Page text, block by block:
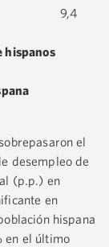
9,4
hispanos
el
desempleo de
(p.p.) en
en
hispana
en el último